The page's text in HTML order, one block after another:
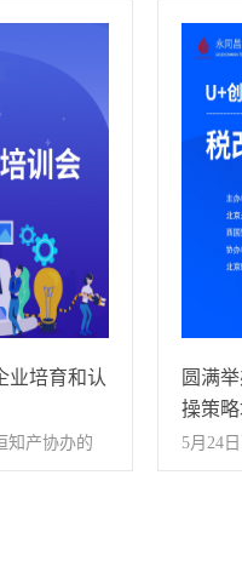
介绍了北京
并通过真实
识别能
的银企沟通
有效对接、
金融协同发
业的金融服
通交流平
，推动银商
遇，
业提
赋能。
2024年申
市中小企业
老师是科技
、北京市科
人社局创业
持方向、各
了未来北京
药健康、新
政策预测分
次线上直播
台，赵老师
表的高度认
束。 活
事务
识产
行及
从我
常见
等，
了企
回看
业认识
入了解
产权
业培育和认
知产协办的
圆满
操策
5月24